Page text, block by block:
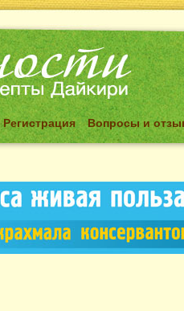
Регистрация Вопросы и